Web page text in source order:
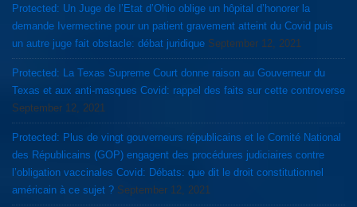
Protected: Un Juge de l’Etat d’Ohio oblige un hôpital d’honorer la
demande Ivermectine pour un patient gravement atteint du Covid puis
un autre juge fait obstacle: débat juridique September 12, 2021
Protected: La Texas Supreme Court donne raison au Gouverneur du
Texas et aux anti-masques Covid: rappel des faits sur cette controverse
September 12, 2021
Protected: Plus de vingt gouverneurs républicains et le Comité National
des Républicains (GOP) engagent des procédures judiciaires contre
l’obligation vaccinales Covid: Débats: que dit le droit constitutionnel
américain à ce sujet ? September 12, 2021